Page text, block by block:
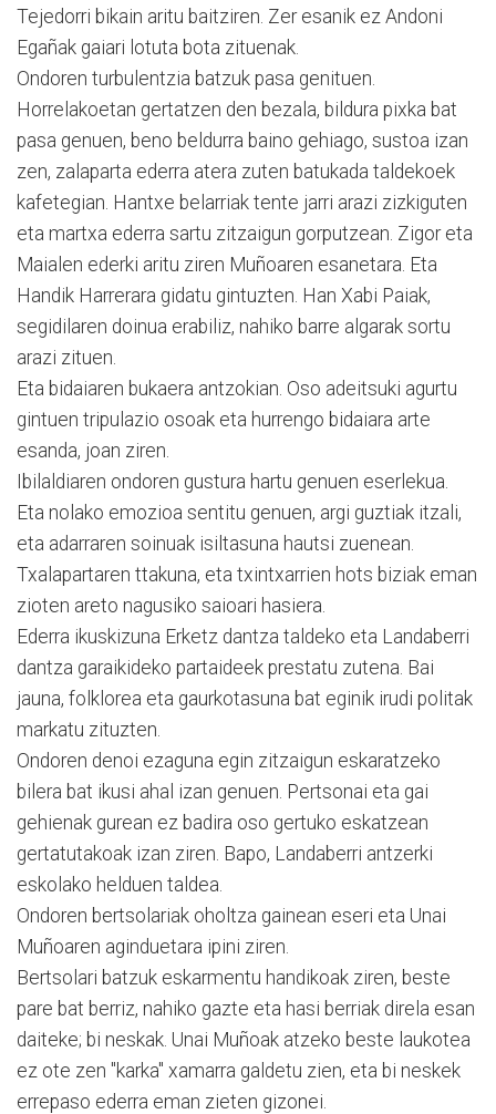
Tejedorri bikain aritu baitziren. Zer esanik ez Andoni
Egañak gaiari lotuta bota zituenak.
Ondoren turbulentzia batzuk pasa genituen.
Horrelakoetan gertatzen den bezala, bildura pixka bat
pasa genuen, beno beldurra baino gehiago, sustoa izan
zen, zalaparta ederra atera zuten batukada taldekoek
kafetegian. Hantxe belarriak tente jarri arazi zizkiguten
eta martxa ederra sartu zitzaigun gorputzean. Zigor eta
Maialen ederki aritu ziren Muñoaren esanetara. Eta
Handik Harrerara gidatu gintuzten. Han Xabi Paiak,
segidilaren doinua erabiliz, nahiko barre algarak sortu
arazi zituen.
Eta bidaiaren bukaera antzokian. Oso adeitsuki agurtu
gintuen tripulazio osoak eta hurrengo bidaiara arte
esanda, joan ziren.
Ibilaldiaren ondoren gustura hartu genuen eserlekua.
Eta nolako emozioa sentitu genuen, argi guztiak itzali,
eta adarraren soinuak isiltasuna hautsi zuenean.
Txalapartaren ttakuna, eta txintxarrien hots biziak eman
zioten areto nagusiko saioari hasiera.
Ederra ikuskizuna Erketz dantza taldeko eta Landaberri
dantza garaikideko partaideek prestatu zutena. Bai
jauna, folklorea eta gaurkotasuna bat eginik irudi politak
markatu zituzten.
Ondoren denoi ezaguna egin zitzaigun eskaratzeko
bilera bat ikusi ahal izan genuen. Pertsonai eta gai
gehienak gurean ez badira oso gertuko eskatzean
gertatutakoak izan ziren. Bapo, Landaberri antzerki
eskolako helduen taldea.
Ondoren bertsolariak oholtza gainean eseri eta Unai
Muñoaren aginduetara ipini ziren.
Bertsolari batzuk eskarmentu handikoak ziren, beste
pare bat berriz, nahiko gazte eta hasi berriak direla esan
daiteke; bi neskak. Unai Muñoak atzeko beste laukotea
ez ote zen "karka" xamarra galdetu zien, eta bi neskek
errepaso ederra eman zieten gizonei.